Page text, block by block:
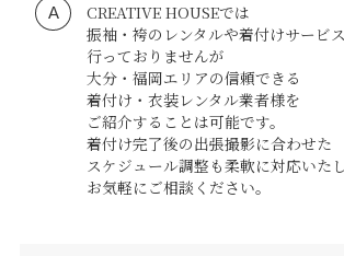
CREATIVE HOUSEでは
振袖・袴のレンタルや着付けサービ
行っておりませんが
大分・福岡エリアの信頼できる
着付け・衣装レンタル業者様を
ご紹介することは可能です。
着付け完了後の出張撮影に合わせた
スケジュール調整も柔軟に対応いた
お気軽にご相談ください。